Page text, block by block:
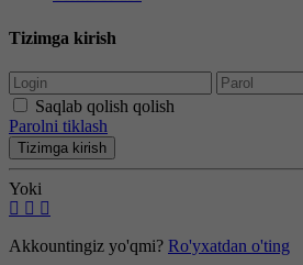
Tizimga kirish
Saqlab qolish qolish
Parolni tiklash
Tizimga kirish
Yoki
Akkountingiz yo'qmi? Ro'yxatdan o'ting